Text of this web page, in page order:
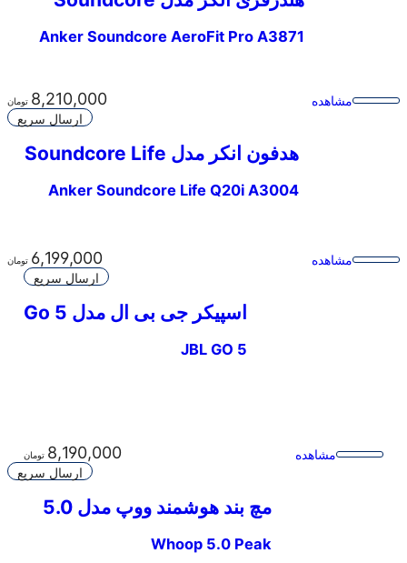
Anker Soundcore AeroFit Pro A3871
مشاهده 8,210,000 تومان
ارسال سریع
هدفون انکر مدل Soundcore Life
Anker Soundcore Life Q20i A3004
مشاهده 6,199,000 تومان
ارسال سریع
اسپیکر جی بی ال مدل Go 5
JBL GO 5
مشاهده 8,190,000 تومان
ارسال سریع
مچ‌ بند هوشمند ووپ مدل 5.0
Whoop 5.0 Peak